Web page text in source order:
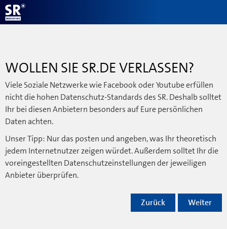
WOLLEN SIE SR.DE VERLASSEN?
Viele Soziale Netzwerke wie Facebook oder Youtube erfüllen
nicht die hohen Datenschutz-Standards des SR. Deshalb solltet
Ihr bei diesen Anbietern besonders auf Eure persönlichen
Daten achten.
Unser Tipp: Nur das posten und angeben, was Ihr theoretisch
jedem Internetnutzer zeigen würdet. Außerdem solltet Ihr die
voreingestellten Datenschutzeinstellungen der jeweiligen
Anbieter überprüfen.
Weiter
Zurück